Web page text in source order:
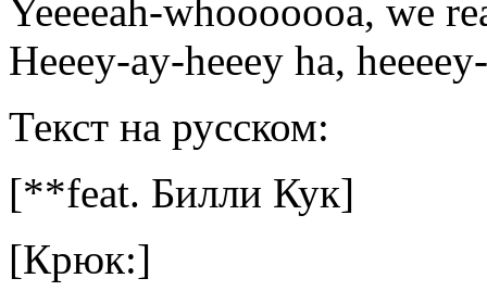
Yeeeeah-whooooooa, we
Heeey-ay-heeey ha,
Текст на русском:
[**feat. Билли Кук]
[Крюк:]